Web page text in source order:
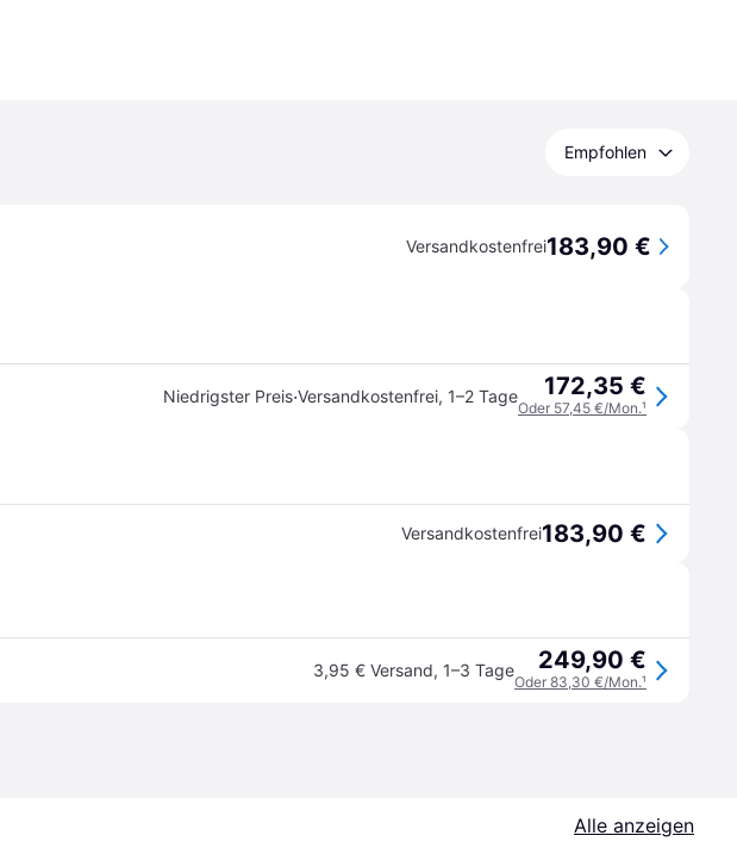
Empfohlen
Versandkostenfrei183,90 €
Niedrigster Preis·Versandkostenfrei, 1–2 Tage 172,35 €
Oder 57,45 €/Mon.¹
Versandkostenfrei183,90 €
3,95 € Versand, 1–3 Tage 249,90 €
Oder 83,30 €/Mon.¹
Alle anzeigen